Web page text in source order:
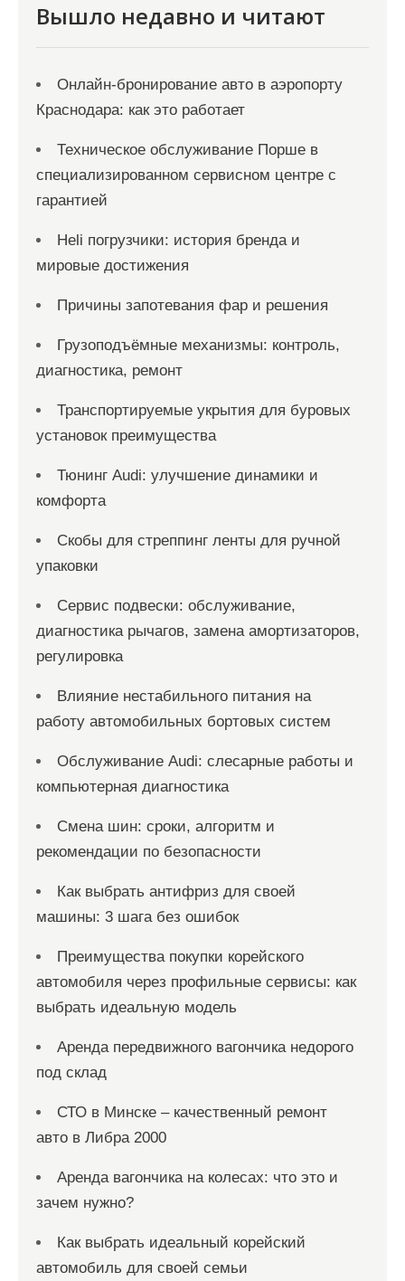
Вышло недавно и читают
Онлайн‑бронирование авто в аэропорту
Краснодара: как это работает
Техническое обслуживание Порше в
специализированном сервисном центре с
гарантией
Heli погрузчики: история бренда и
мировые достижения
Причины запотевания фар и решения
Грузоподъёмные механизмы: контроль,
диагностика, ремонт
Транспортируемые укрытия для буровых
установок преимущества
Тюнинг Audi: улучшение динамики и
комфорта
Скобы для стреппинг ленты для ручной
упаковки
Сервис подвески: обслуживание,
диагностика рычагов, замена амортизаторов,
регулировка
Влияние нестабильного питания на
работу автомобильных бортовых систем
Обслуживание Audi: слесарные работы и
компьютерная диагностика
Смена шин: сроки, алгоритм и
рекомендации по безопасности
Как выбрать антифриз для своей
машины: 3 шага без ошибок
Преимущества покупки корейского
автомобиля через профильные сервисы: как
выбрать идеальную модель
Аренда передвижного вагончика недорого
под склад
СТО в Минске – качественный ремонт
авто в Либра 2000
Аренда вагончика на колесах: что это и
зачем нужно?
Как выбрать идеальный корейский
автомобиль для своей семьи